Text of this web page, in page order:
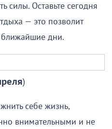
силы. Оставьте сегодня
— это позволит
ближайшие дни.
)
себе жизнь,
внимательными и не